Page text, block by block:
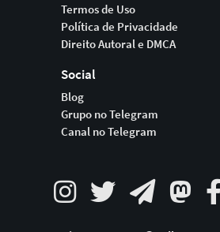
Termos de Uso
Política de Privacidade
Direito Autoral e DMCA
Social
Blog
Grupo no Telegram
Canal no Telegram